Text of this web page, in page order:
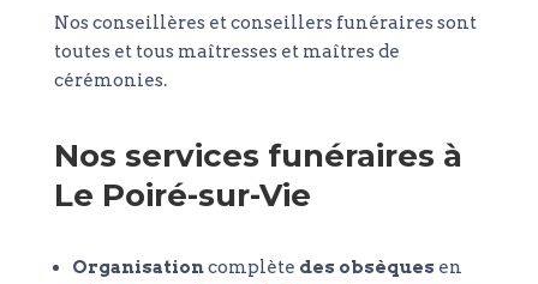
Nos conseillères et conseillers funéraires sont
toutes et tous maîtresses et maîtres de
cérémonies.
Nos services funéraires à
Le Poiré-sur-Vie
Organisationcomplète des obsèques en